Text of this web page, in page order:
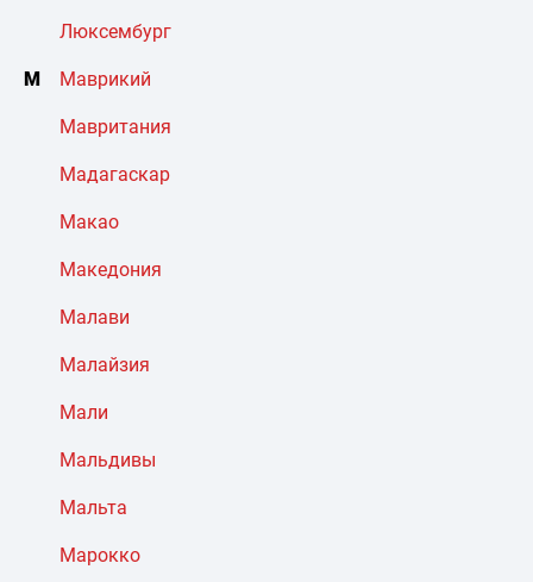
Люксембург
М Маврикий
Мавритания
Мадагаскар
Макао
Македония
Малави
Малайзия
Мали
Мальдивы
Мальта
Марокко